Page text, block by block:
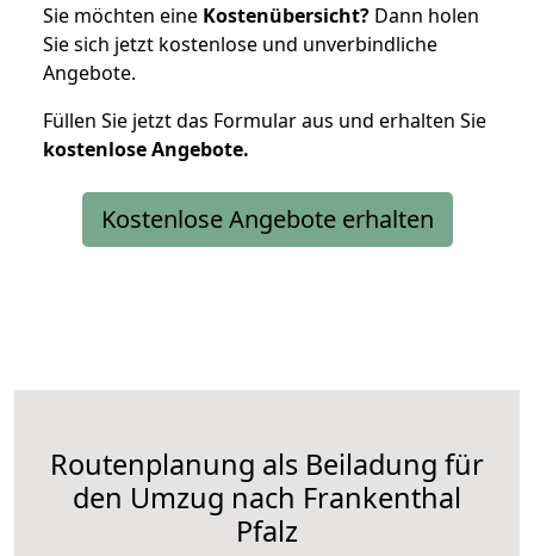
Sie möchten eine Kostenübersicht? Dann holen
Sie sich jetzt kostenlose und unverbindliche
Angebote.
Füllen Sie jetzt das Formular aus und erhalten Sie
kostenloseAngebote.
Kostenlose Angebote erhalten
Routenplanung als Beiladung für
den Umzug nach Frankenthal
Pfalz